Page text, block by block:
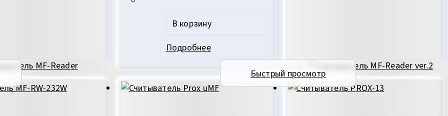
В корзину
Подробнее
Быстрый просмотр